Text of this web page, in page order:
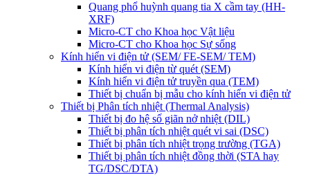
Quang phổ huỳnh quang tia X cầm tay (HH-
XRF)
Micro-CT cho Khoa học Vật liệu
Micro-CT cho Khoa học Sự sống
Kính hiển vi điện tử (SEM/ FE-SEM/ TEM)
Kính hiển vi điện từ quét (SEM)
Kính hiển vi điện tử truyền qua (TEM)
Thiết bị chuẩn bị mẫu cho kính hiển vi điện tử
Thiết bị Phân tích nhiệt (Thermal Analysis)
Thiết bị đo hệ số giãn nở nhiệt (DIL)
Thiết bị phân tích nhiệt quét vi sai (DSC)
Thiết bị phân tích nhiệt trọng trường (TGA)
Thiết bị phân tích nhiệt đồng thời (STA hay
TG/DSC/DTA)